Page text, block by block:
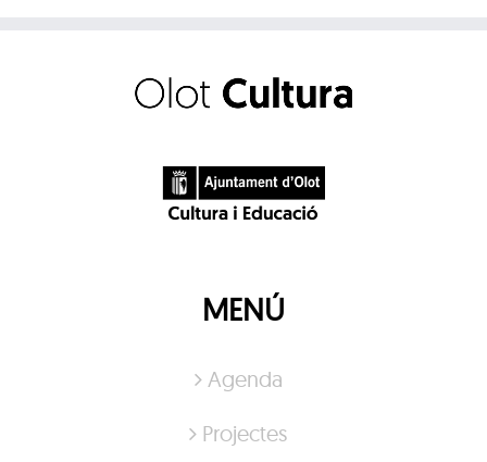
MENÚ
Agenda
Projectes